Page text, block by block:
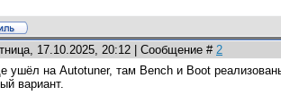
17.10.2025, 20:12 | Сообщение # 2
ушёл на Autotuner, там Bench и Boot
вариант.